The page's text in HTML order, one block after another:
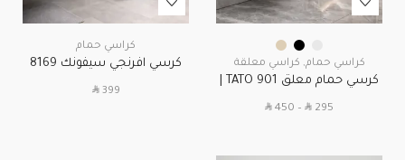
كراسي حمام, كراسي معلقة
SAR 295
–
SAR 450
كراسي حمام
كرسي افرنجي سيفونك 8169
SAR399